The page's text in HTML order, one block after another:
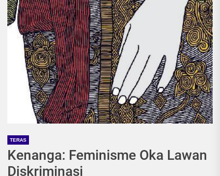
TERAS
Kenanga: Feminisme Oka Lawan
Diskriminasi